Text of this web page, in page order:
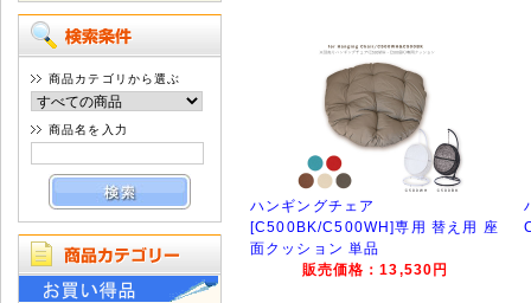
商品カテゴリから選ぶ
商品名を入力
ハンギングチェア
[C500BK/C500WH]専用 替え用 座
面クッション 単品
販売価格：13,530円